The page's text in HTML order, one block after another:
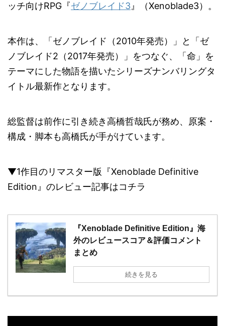
ッチ向けRPG『ゼノブレイド3』（Xenoblade3）。
本作は、「ゼノブレイド（2010年発売）」と「ゼ
ノブレイド2（2017年発売）」をつなぐ、「命」を
テーマにした物語を描いたシリーズナンバリングタ
イトル最新作となります。
総監督は前作に引き続き高橋哲哉氏が務め、原案・
構成・脚本も高橋氏が手がけています。
▼1作目のリマスター版『Xenoblade Definitive
Edition』のレビュー記事はコチラ
『Xenoblade Definitive Edition』海
外のレビュースコア＆評価コメント
まとめ
続きを見る